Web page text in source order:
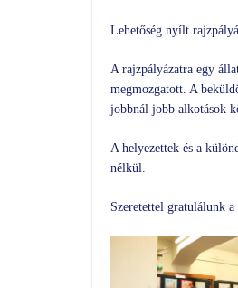
Lehetőség nyílt
A rajzpályázatra egy
megmozgatott. A
jobbnál jobb alkotások
A helyezettek és a
nélkül.
Szeretettel gratulálunk